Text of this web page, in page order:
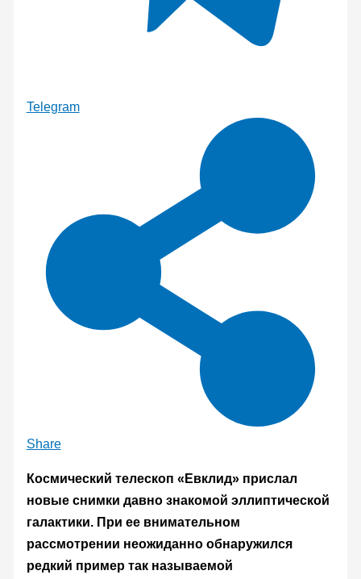
Telegram
Share
Космический телескоп «Евклид» прислал
новые снимки давно знакомой эллиптической
галактики. При ее внимательном
рассмотрении неожиданно обнаружился
редкий пример так называемой